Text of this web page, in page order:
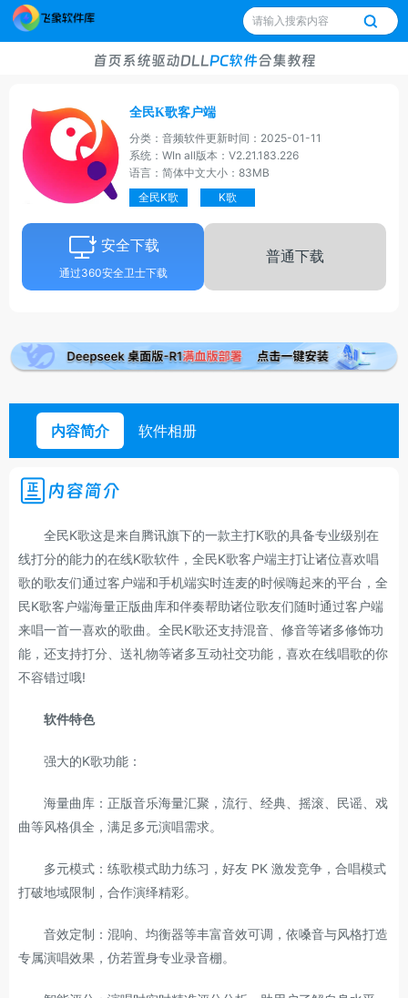
首页系统驱动DLLPC软件合集教程
全民K歌客户端
分类：音频软件更新时间：2025-01-11
系统：WIn all版本：V2.21.183.226
语言：简体中文大小：83MB
全民K歌
K歌
安全下载
通过360安全卫士下载
普通下载
内容简介 软件相册
内容简介
全民K歌这是来自腾讯旗下的一款主打K歌的具备专业级别在
线打分的能力的在线K歌软件，全民K歌客户端主打让诸位喜欢唱
歌的歌友们通过客户端和手机端实时连麦的时候嗨起来的平台，全
民K歌客户端海量正版曲库和伴奏帮助诸位歌友们随时通过客户端
来唱一首一喜欢的歌曲。全民K歌还支持混音、修音等诸多修饰功
能，还支持打分、送礼物等诸多互动社交功能，喜欢在线唱歌的你
不容错过哦!
软件特色
强大的K歌功能：
海量曲库：正版音乐海量汇聚，流行、经典、摇滚、民谣、戏
曲等风格俱全，满足多元演唱需求。
多元模式：练歌模式助力练习，好友 PK 激发竞争，合唱模式
打破地域限制，合作演绎精彩。
音效定制：混响、均衡器等丰富音效可调，依嗓音与风格打造
专属演唱效果，仿若置身专业录音棚。